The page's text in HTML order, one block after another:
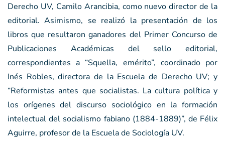
Derecho UV, Camilo Arancibia, como nuevo director de la
editorial. Asimismo, se realizó la presentación de los
libros que resultaron ganadores del Primer Concurso de
Publicaciones Académicas del sello editorial,
correspondientes a “Squella, emérito”, coordinado por
Inés Robles, directora de la Escuela de Derecho UV; y
“Reformistas antes que socialistas. La cultura política y
los orígenes del discurso sociológico en la formación
intelectual del socialismo fabiano (1884-1889)”, de Félix
Aguirre, profesor de la Escuela de Sociología UV.